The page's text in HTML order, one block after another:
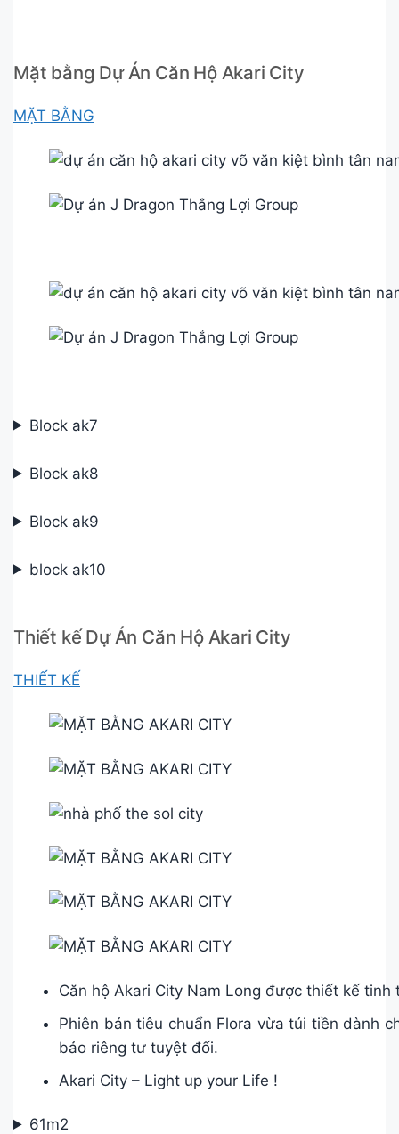
Mặt bằng Dự Án Căn Hộ Akari City
MẶT BẰNG
Block ak7
Block ak8
Block ak9
block ak10
Thiết kế Dự Án Căn Hộ Akari City
THIẾT KẾ
Căn hộ Akari City Nam Long được thiết kế
Phiên bản tiêu chuẩn Flora vừa túi tiền dành
bảo riêng tư tuyệt đối.
Akari City – Light up your Life !
61m2